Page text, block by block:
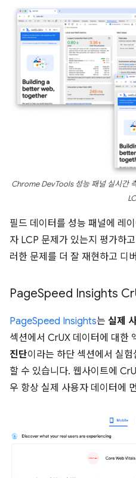
Chrome DevTools 성능 패널 실시간
필드 데이터를 성능 패널에 레
자 LCP 문제가 있는지 평가하
러한 문제를 더 잘 재현하고 디
PageSpeed Insights Cr
PageSpeed Insights는 실제
섹션에서 CrUX 데이터에 대한
진단이라는 하단 섹션에서 실
할 수 있습니다. 웹사이트에
우 항상 실제 사용자 데이터에